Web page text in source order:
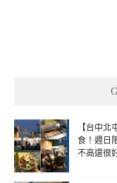
【台中
食！週日
不高還很